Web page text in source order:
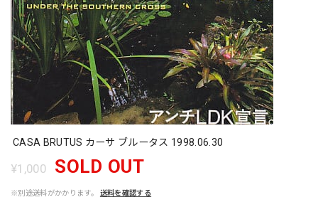
CASA BRUTUS カーサ ブルータス 1998.06.30
¥1,000 SOLD OUT
※別途送料がかかります。 送料を確認する